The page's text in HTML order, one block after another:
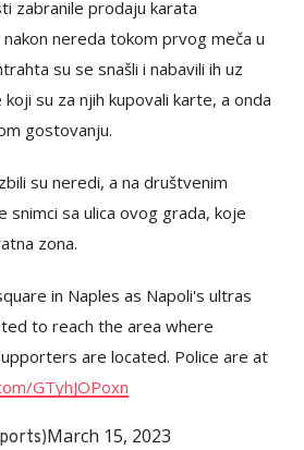
zabranile prodaju karata
nereda tokom prvog meča u
su se snašli i nabavili ih uz
su za njih kupovali karte, a onda
gostovanju.
su neredi, a na društvenim
snimci sa ulica ovog grada, koje
zona.
in Naples as Napoli's ultras
to reach the area where
are located. Police are at
GTyhJOPoxn
March 15, 2023